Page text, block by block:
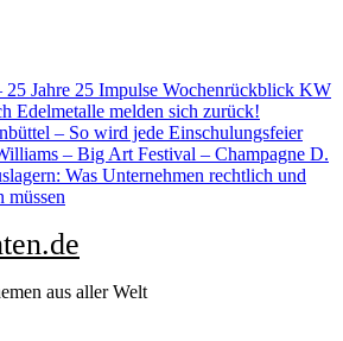
Jahre 25 Impulse Wochenrückblick KW
Edelmetalle melden sich zurück!
– So wird jede Einschulungsfeier
– Big Art Festival – Champagne D.
Was Unternehmen rechtlich und
müssen
aus aller Welt